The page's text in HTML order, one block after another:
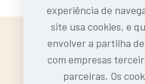
experiência de
site usa cookies, e
envolver a partilha
com empresas
parceiras. Os